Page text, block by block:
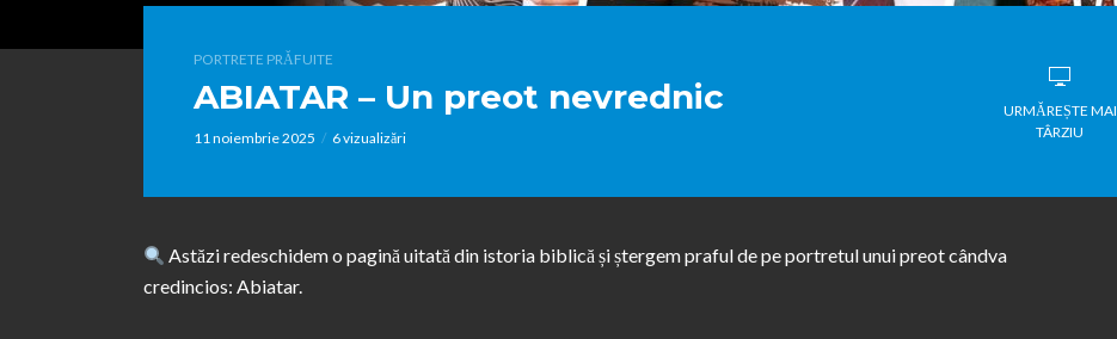
PORTRETE PRĂFUITE
ABIATAR – Un preot nevrednic
11 noiembrie 2025 6 vizualizări
URMĂREȘTE MAI
TÂRZIU
Astăzi redeschidem o pagină uitată din istoria biblică și ștergem praful de pe portretul unui preot cândva
credincios: Abiatar.